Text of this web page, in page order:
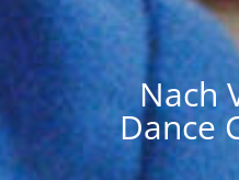
Nach
Dance